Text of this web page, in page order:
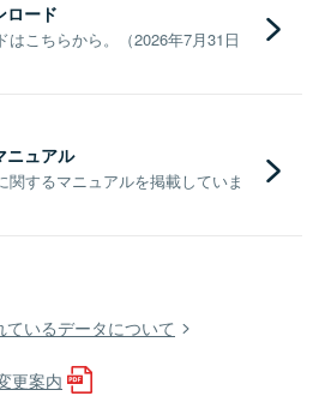
ロード
こちらから。（2026年7月31日
ニュアル
関するマニュアルを掲載していま
いるデータについて
更案内